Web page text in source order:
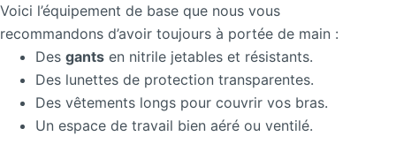
Voici l’équipement de base que nous vous
recommandons d’avoir toujours à portée de main :
Des gants en nitrile jetables et résistants.
Des lunettes de protection transparentes.
Des vêtements longs pour couvrir vos bras.
Un espace de travail bien aéré ou ventilé.